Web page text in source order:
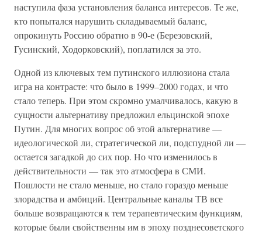
наступила фаза установления баланса интересов. Те же,
кто попытался нарушить складываемый баланс,
опрокинуть Россию обратно в 90-е (Березовский,
Гусинский, Ходорковский), поплатился за это.
Одной из ключевых тем путинского иллюзиона стала
игра на контрасте: что было в 1999–2000 годах, и что
стало теперь. При этом скромно умалчивалось, какую в
сущности альтернативу предложил ельцинской эпохе
Путин. Для многих вопрос об этой альтернативе —
идеологической ли, стратегической ли, подспудной ли —
остается загадкой до сих пор. Но что изменилось в
действительности — так это атмосфера в СМИ.
Пошлости не стало меньше, но стало гораздо меньше
злорадства и амбиций. Центральные каналы ТВ все
больше возвращаются к тем терапевтическим функциям,
которые были свойственны им в эпоху позднесоветского